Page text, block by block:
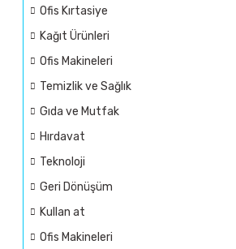
Ofis Kırtasiye
Kağıt Ürünleri
Ofis Makineleri
Temizlik ve Sağlık
Gıda ve Mutfak
Hırdavat
Teknoloji
Geri Dönüşüm
Kullan at
Ofis Makineleri